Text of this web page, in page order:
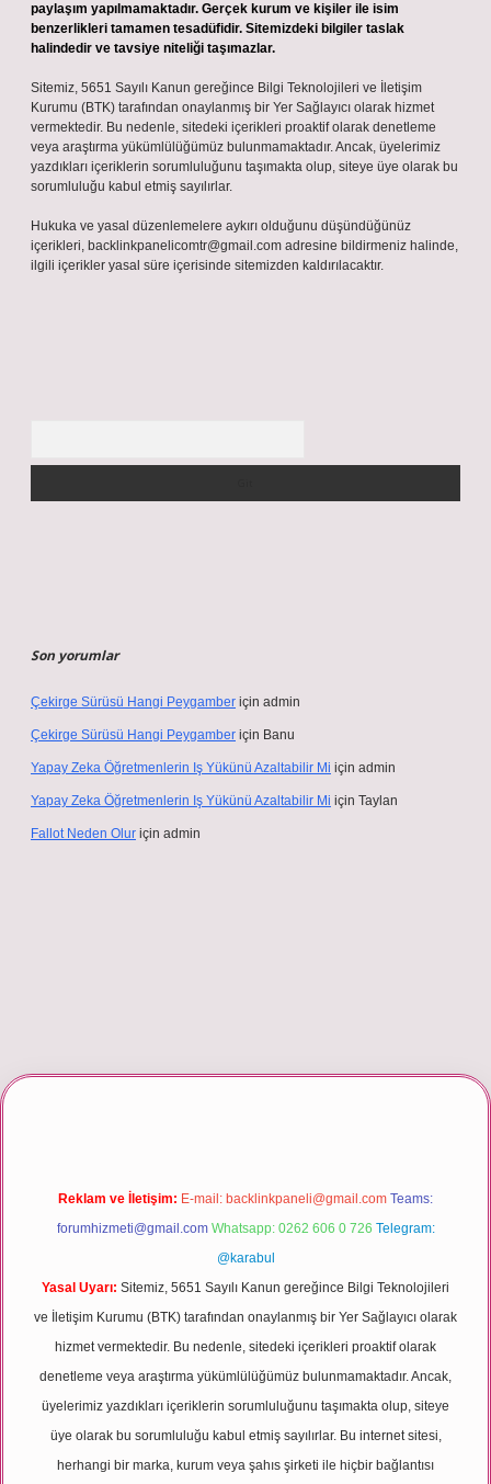
paylaşım yapılmamaktadır. Gerçek kurum ve kişiler ile isim
benzerlikleri tamamen tesadüfidir. Sitemizdeki bilgiler taslak
halindedir ve tavsiye niteliği taşımazlar.
Sitemiz, 5651 Sayılı Kanun gereğince Bilgi Teknolojileri ve İletişim
Kurumu (BTK) tarafından onaylanmış bir Yer Sağlayıcı olarak hizmet
vermektedir. Bu nedenle, sitedeki içerikleri proaktif olarak denetleme
veya araştırma yükümlülüğümüz bulunmamaktadır. Ancak, üyelerimiz
yazdıkları içeriklerin sorumluluğunu taşımakta olup, siteye üye olarak bu
sorumluluğu kabul etmiş sayılırlar.
Hukuka ve yasal düzenlemelere aykırı olduğunu düşündüğünüz
içerikleri, backlinkpanelicomtr@gmail.com adresine bildirmeniz halinde,
ilgili içerikler yasal süre içerisinde sitemizden kaldırılacaktır.
Son yorumlar
Çekirge Sürüsü Hangi Peygamber için admin
Çekirge Sürüsü Hangi Peygamber için Banu
Yapay Zeka Öğretmenlerin Iş Yükünü Azaltabilir Mi için admin
Yapay Zeka Öğretmenlerin Iş Yükünü Azaltabilir Mi için Taylan
Fallot Neden Olur için admin
Reklam ve İletişim: E-mail: backlinkpaneli@gmail.com Teams:
forumhizmeti@gmail.com Whatsapp: 0262 606 0 726 Telegram:
@karabul
Yasal Uyarı: Sitemiz, 5651 Sayılı Kanun gereğince Bilgi Teknolojileri
ve İletişim Kurumu (BTK) tarafından onaylanmış bir Yer Sağlayıcı olarak
hizmet vermektedir. Bu nedenle, sitedeki içerikleri proaktif olarak
denetleme veya araştırma yükümlülüğümüz bulunmamaktadır. Ancak,
üyelerimiz yazdıkları içeriklerin sorumluluğunu taşımakta olup, siteye
üye olarak bu sorumluluğu kabul etmiş sayılırlar. Bu internet sitesi,
herhangi bir marka, kurum veya şahıs şirketi ile hiçbir bağlantısı